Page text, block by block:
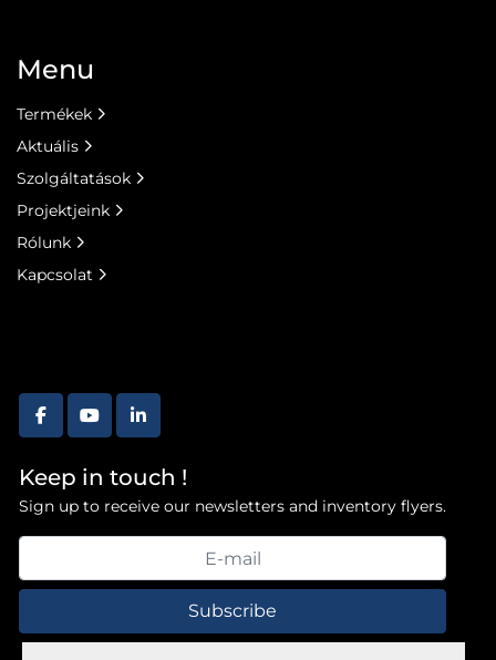
facebookyoutubelinkedin
Keep in touch !
Sign up to receive our newsletters and inventory flyers.
Subscribe
Menu
Termékek
Aktuális
Szolgáltatások
Projektjeink
Rólunk
Kapcsolat